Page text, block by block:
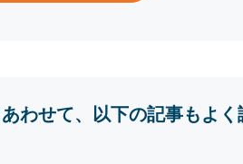
わせて、以下の記事もよく